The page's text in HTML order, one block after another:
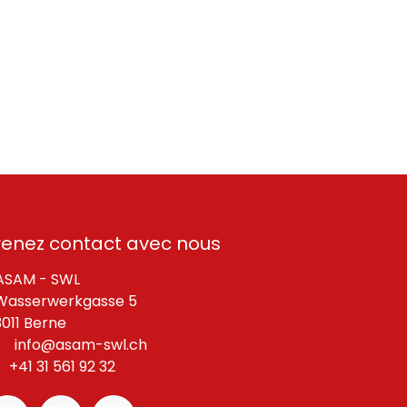
contact avec nous
- SWL
5
Berne
info@asam-swl.ch
+41 31 561 92 32